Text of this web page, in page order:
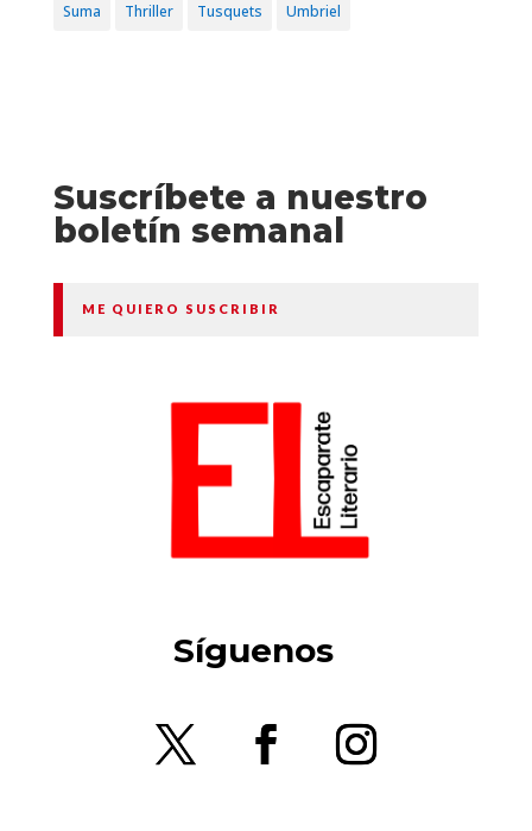
Suma Thriller Tusquets Umbriel
Suscríbete a nuestro
boletín semanal
ME QUIERO SUSCRIBIR
Síguenos